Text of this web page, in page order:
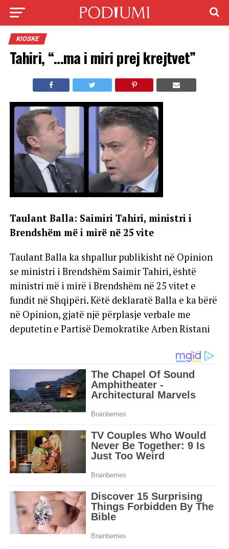
KIOSKE
Tahiri, “…ma i miri prej krejtvet”
Taulant Balla: Saimiri Tahiri, ministri i
Brendshëm më i mirë në 25 vite
Taulant Balla ka shpallur publikisht në Opinion
se ministri i Brendshëm Saimir Tahiri, është
ministri më i mirë i Brendshëm në 25 vitet e
fundit në Shqipëri. Këtë deklaratë Balla e ka bërë
në Opinion, gjatë një përplasje verbale me
deputetin e Partisë Demokratike Arben Ristani